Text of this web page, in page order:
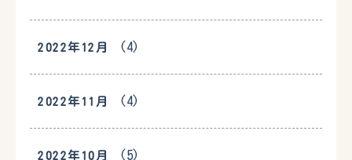
2022年12月 (4)
2022年11月 (4)
2022年10月 (5)